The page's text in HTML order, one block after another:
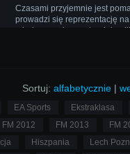
Czasami przyjemnie jest
prowadzi się reprezentację
międzynarodowym turnieju
Sortuj: alfabetycznie |
EA Sports
Ekstraklasa
FM 2012 FM 2013
FM
Hiszpania
Lech